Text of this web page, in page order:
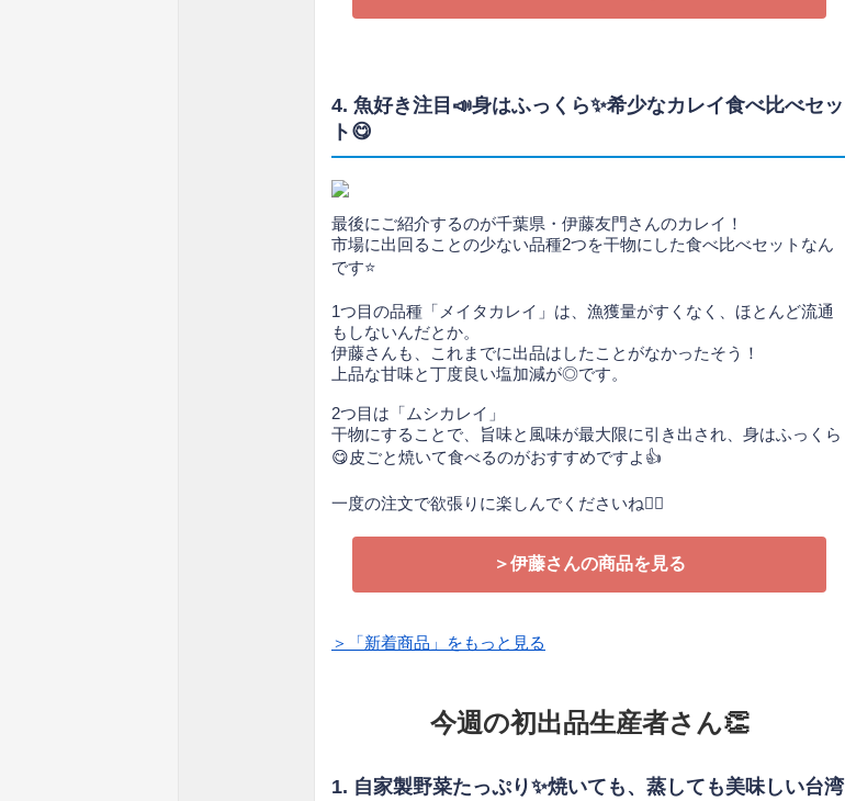
4. 魚好き注目📣身はふっくら✨希少なカレイ食べ比べセッ
ト😋
最後にご紹介するのが千葉県・伊藤友門さんのカレイ！
市場に出回ることの少ない品種2つを干物にした食べ比べセットなん
です⭐
1つ目の品種「メイタカレイ」は、漁獲量がすくなく、ほとんど流通
もしないんだとか。
伊藤さんも、これまでに出品はしたことがなかったそう！
上品な甘味と丁度良い塩加減が◎です。
2つ目は「ムシカレイ」
干物にすることで、旨味と風味が最大限に引き出され、身はふっくら
😋皮ごと焼いて食べるのがおすすめですよ👍
一度の注文で欲張りに楽しんでくださいね🙆‍♀️
＞伊藤さんの商品を見る
＞「新着商品」をもっと見る
今週の初出品生産者さん👏
1. 自家製野菜たっぷり✨焼いても、蒸しても美味しい台湾